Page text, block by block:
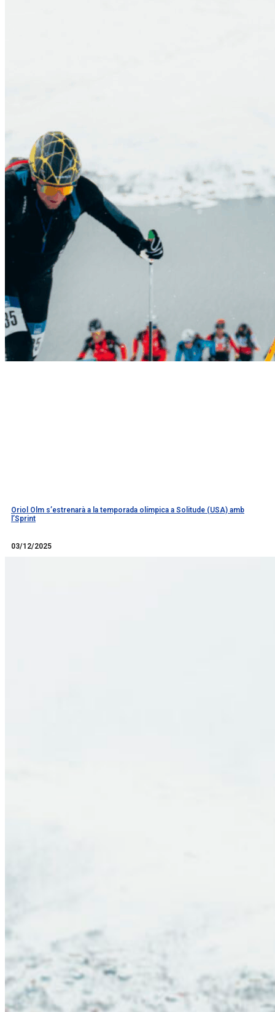
Oriol Olm s’estrenarà a la temporada olímpica a Solitude (USA) amb
l’Sprint
03/12/2025